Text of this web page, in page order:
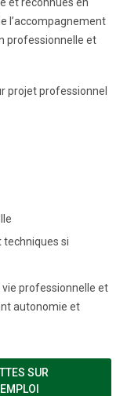
l’accompagnement
professionnelle et
projet professionnel
techniques si
professionnelle et
autonomie et
SUR